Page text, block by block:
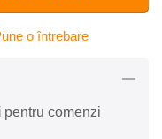
o întrebare
pentru comenzi